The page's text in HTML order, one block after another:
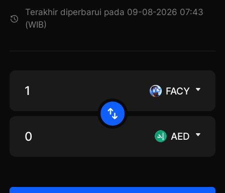
Terakhir diperbarui pada 09-08-2026 07:43
(WIB)
FACY
AED